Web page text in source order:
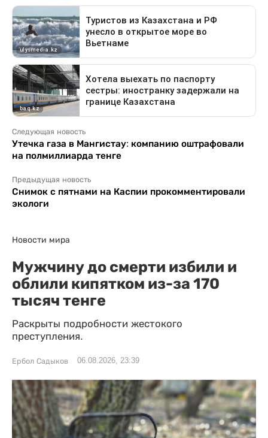
Следующая новость
Утечка газа в Мангистау: компанию оштрафовали
на полмиллиарда тенге
Предыдущая новость
Снимок с пятнами на Каспии прокомментировали
экологи
Новости мира
Мужчину до смерти избили и
облили кипятком из-за 170
тысяч тенге
Раскрыты подробности жестокого
преступления.
Ербол Садыков 06.08.2026, 23:39